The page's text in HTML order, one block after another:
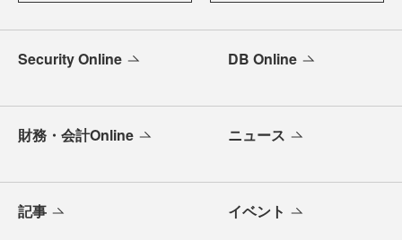
Security Online DB Online
財務・会計Online ニュース
記事 イベント